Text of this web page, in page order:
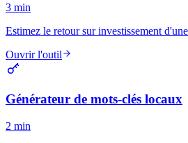
3 min
Estimez le retour sur investissement
Ouvrir l'outil
Générateur de mots-clés locaux
2 min